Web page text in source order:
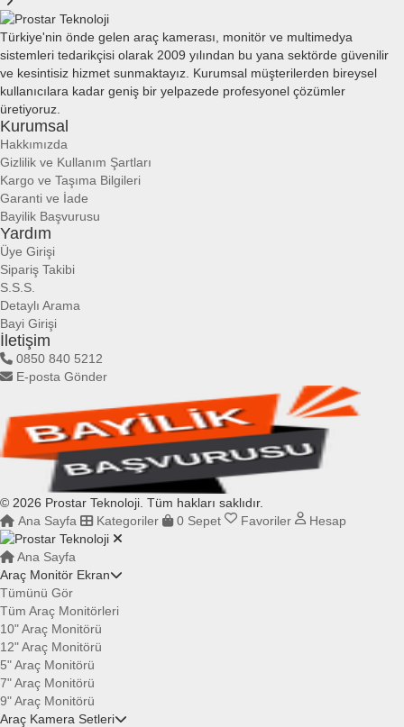
Türkiye'nin önde gelen araç kamerası, monitör ve multimedya
sistemleri tedarikçisi olarak 2009 yılından bu yana sektörde güvenilir
ve kesintisiz hizmet sunmaktayız. Kurumsal müşterilerden bireysel
kullanıcılara kadar geniş bir yelpazede profesyonel çözümler
üretiyoruz.
Kurumsal
Hakkımızda
Gizlilik ve Kullanım Şartları
Kargo ve Taşıma Bilgileri
Garanti ve İade
Bayilik Başvurusu
Yardım
Üye Girişi
Sipariş Takibi
S.S.S.
Detaylı Arama
Bayi Girişi
İletişim
0850 840 5212
E-posta Gönder
© 2026 Prostar Teknoloji. Tüm hakları saklıdır.
Ana Sayfa
Kategoriler 0 Sepet Favoriler Hesap
Ana Sayfa
Araç Monitör Ekran
Tümünü Gör
Tüm Araç Monitörleri
10" Araç Monitörü
12" Araç Monitörü
5" Araç Monitörü
7" Araç Monitörü
9" Araç Monitörü
Araç Kamera Setleri